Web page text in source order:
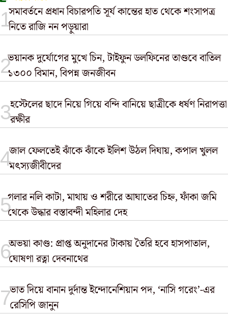
সমাবর্তনে প্রধান বিচারপতি সূর্য কান্তের হাত থেকে শংসাপত্র
নিতে রাজি নন পড়ুয়ারা
ভয়ানক দুর্যোগের মুখে চিন, টাইফুন ডলফিনের তাণ্ডবে বাতিল
১৩০০ বিমান, বিপন্ন জনজীবন
হস্টেলের ছাদে নিয়ে গিয়ে বন্দি বানিয়ে ছাত্রীকে ধর্ষণ নিরাপত্তা
রক্ষীর
জাল ফেলতেই ঝাঁকে ঝাঁকে ইলিশ উঠল দিঘায়, কপাল খুলল
মৎস্যজীবীদের
গলার নলি কাটা, মাথায় ও শরীরে আঘাতের চিহ্ন, ফাঁকা জমি
থেকে উদ্ধার বস্তাবন্দী মহিলার দেহ
অভয়া কাণ্ড: প্রাপ্ত অনুদানের টাকায় তৈরি হবে হাসপাতাল,
ঘোষণা রত্না দেবনাথের
ভাত দিয়ে বানান দুর্দান্ত ইন্দোনেশিয়ান পদ, ‘নাসি গরেং’-এর
রেসিপি জানুন